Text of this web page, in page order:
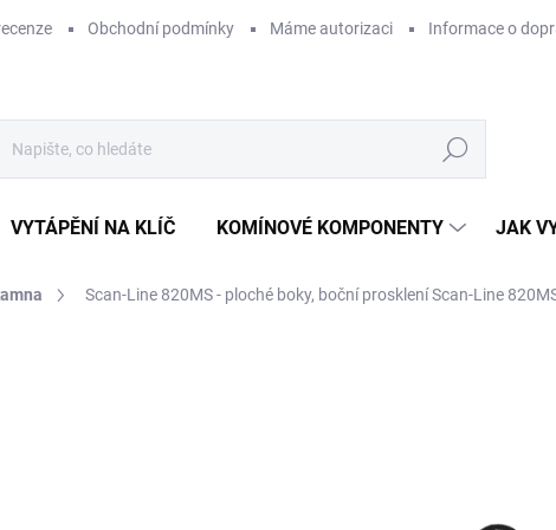
Obchodní podmínky Máme autorizaci Informace o
Hledat
VYTÁPĚNÍ NA KLÍČ KOMÍNOVÉ KOMPONENTY JAK
Scan-Line 820MS - ploché boky, boční prosklení Scan-Line